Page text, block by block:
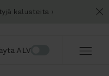
kalusteita
ALV